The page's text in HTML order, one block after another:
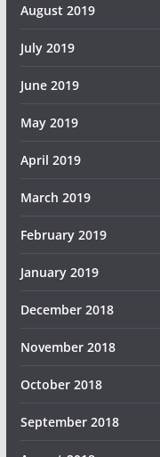
August 2019
July 2019
June 2019
May 2019
April 2019
March 2019
February 2019
January 2019
December 2018
November 2018
October 2018
September 2018